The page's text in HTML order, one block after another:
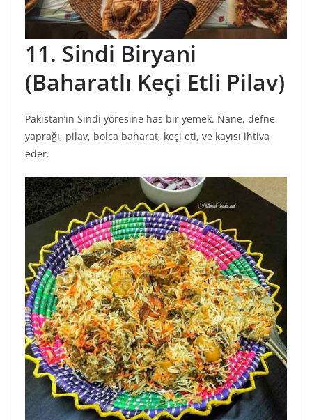
11. Sindi Biryani
(Baharatlı Keçi Etli Pilav)
Pakistan’ın Sindi yöresine has bir yemek. Nane, defne
yaprağı, pilav, bolca baharat, keçi eti, ve kayısı ihtiva
eder.